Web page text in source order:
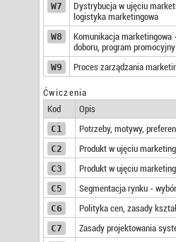
W7
Dystrybucja w ujęciu
logistyka marketingowa
W8
Komunikacja
doboru, program
W9
Proces zarządzania
Ćwiczenia
Kod
Opis
C1
Potrzeby, motywy,
C2
Produkt w ujęciu
C3
Produkt w ujęciu
C5
Segmentacja rynku -
C6
Polityka cen, zasady
C7
Zasady projektowania